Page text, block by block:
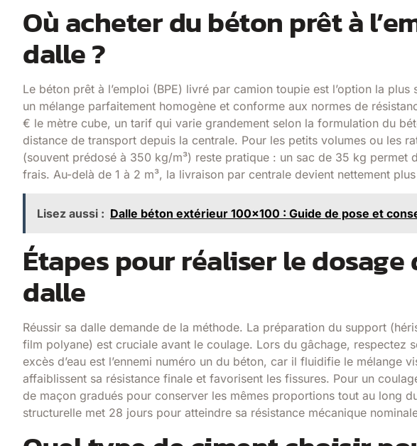
Où acheter du béton prêt à
dalle ?
Le béton prêt à l’emploi (BPE) livré par camion toupie est l’option la
un mélange parfaitement homogène et conforme aux normes de
€ le mètre cube, un tarif qui varie grandement selon la formulation du
distance de transport depuis la centrale. Pour les petits volumes ou les
(souvent prédosé à 350 kg/m³) reste pratique : un sac de 35 kg permet
frais. Au-delà de 1 à 2 m³, la livraison par centrale devient nettement
Lisez aussi : Dalle béton extérieur 100x100 : Guide de pose et
Étapes pour réaliser le dosage
dalle
Réussir sa dalle demande de la méthode. La préparation du support
film polyane) est cruciale avant le coulage. Lors du gâchage, respectez
excès d’eau est l’ennemi numéro un du béton, car il fluidifie le mélange
affaiblissent sa résistance finale et favorisent les fissures. Pour un
de maçon gradués pour conserver les mêmes proportions tout au long
structurelle met 28 jours pour atteindre sa résistance mécanique